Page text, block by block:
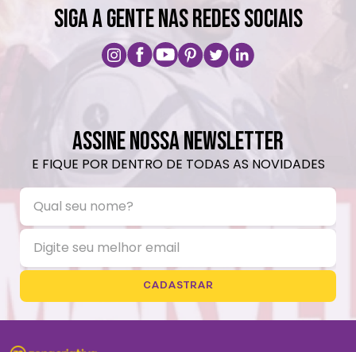
SIGA A GENTE NAS REDES SOCIAIS
ASSINE NOSSA NEWSLETTER
E FIQUE POR DENTRO DE TODAS AS NOVIDADES
CADASTRAR